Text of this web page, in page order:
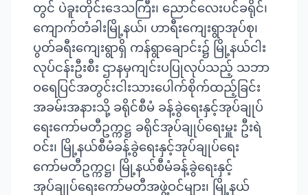
တွင် ပဲခူးတိုင်းဒေသကြီး၊ ညောင်လေးပင်ခရိုင်၊
ကျောက်တံခါးမြို့နယ်၊ ဟာရီးကျေးရွာအုပ်စု၊
ပွတ်ခရီးကျေးရွာရှိ ကန်ရွာချောင်း၌ မြို့နယ်ငါး
လုပ်ငန်းဦးစီး ဌာနမှကျင်းပပြုလုပ်သည့် သဘာ
ဝရေပြင်အတွင်းငါးသားပေါက်စိုက်ထည့်ခြင်း
အခမ်းအနားသို့ ခရိုင်စီမံ ခန့်ခွဲရေးနှင့်အုပ်ချုပ်
ရေးကော်မတီဥက္ကဋ္ဌ ခရိုင်အုပ်ချုပ်ရေးမှူး ဦးရဲ
ဝင်း၊ မြို့နယ်စီမံခန့်ခွဲရေးနှင့်အုပ်ချုပ်ရေး
ကော်မတီဥက္ကဋ္ဌ၊ မြို့နယ်စီမံခန့်ခွဲရေးနှင့်
အုပ်ချုပ်ရေးကော်မတီအဖွဲ့ဝင်များ၊ မြို့နယ်